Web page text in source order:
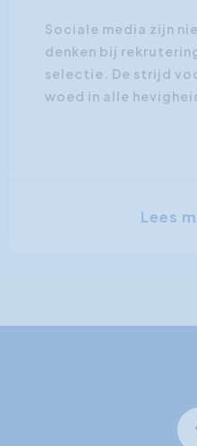
Sociale media zijn
denken bij
selectie. De strijd
woed in alle
Lees